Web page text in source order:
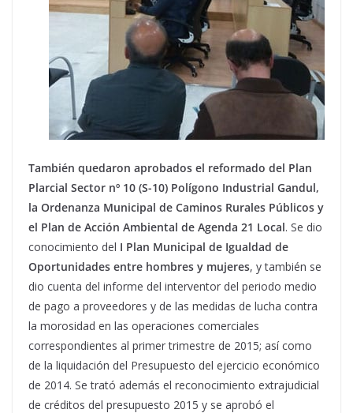
También quedaron aprobados el reformado del Plan
Plarcial Sector nº 10 (S-10) Polígono Industrial Gandul,
la Ordenanza Municipal de Caminos Rurales Públicos y
el Plan de Acción Ambiental de Agenda 21 Local. Se dio
conocimiento del I Plan Municipal de Igualdad de
Oportunidades entre hombres y mujeres, y también se
dio cuenta del informe del interventor del periodo medio
de pago a proveedores y de las medidas de lucha contra
la morosidad en las operaciones comerciales
correspondientes al primer trimestre de 2015; así como
de la liquidación del Presupuesto del ejercicio económico
de 2014. Se trató además el reconocimiento extrajudicial
de créditos del presupuesto 2015 y se aprobó el